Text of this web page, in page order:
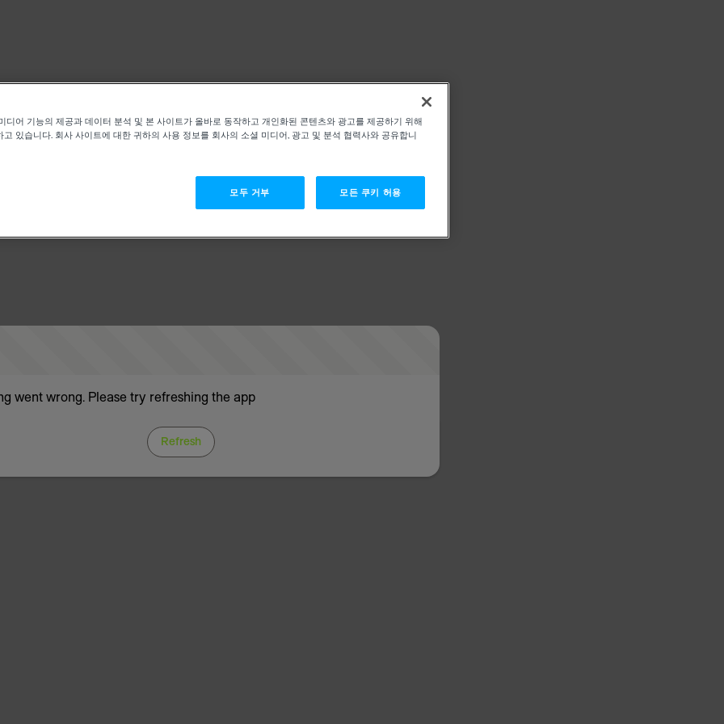
went wrong. Please try refreshing the app
Refresh
디어 기능의 제공과 데이터 분석 및 본 사이트가 올바로 동작하고 개인화된 콘텐츠와 광고를 제공하기 위해
고 있습니다. 회사 사이트에 대한 귀하의 사용 정보를 회사의 소셜 미디어, 광고 및 분석 협력사와 공유합니
모두 거부 모든 쿠키 허용